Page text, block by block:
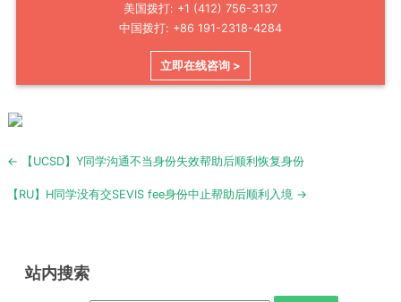
美国拨打: +1 (412) 756-3137
中国拨打: +86 191-2318-4284
立即在线咨询 >
Post
← 【UCSD】Y同学沟通不当身份失效帮助后顺利恢复身份
【RU】H同学没有交SEVIS fee身份中止帮助后顺利入境 →
站内搜索